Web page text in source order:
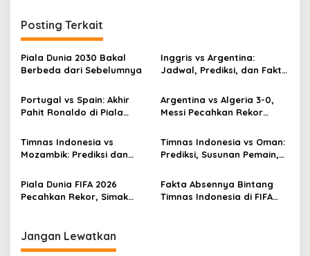
Posting Terkait
Piala Dunia 2030 Bakal
Berbeda dari Sebelumnya
Inggris vs Argentina:
Jadwal, Prediksi, dan Fakta
Portugal vs Spain: Akhir
Pahit Ronaldo di Piala
Argentina vs Algeria 3-0,
Messi Pecahkan Rekor
Timnas Indonesia vs
Mozambik: Prediksi dan
Timnas Indonesia vs Oman:
Prediksi, Susunan Pemain,
Piala Dunia FIFA 2026
Pecahkan Rekor, Simak
Fakta Absennya Bintang
Timnas Indonesia di FIFA
Jangan Lewatkan